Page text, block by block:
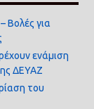
Βολές για
ενάμιση
ΔΕΥΑΖ
του